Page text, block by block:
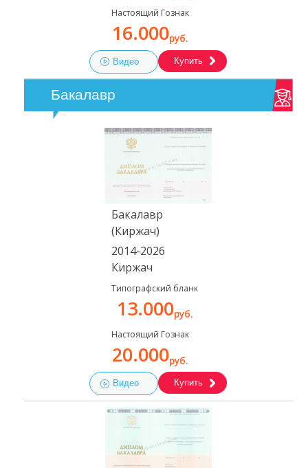
Настоящий Гознак
16.000руб.
Видео Купить
Бакалавр
Бакалавр
(Киржач)
2014-2026
Киржач
Типографский бланк
13.000руб.
Настоящий Гознак
20.000руб.
Видео Купить